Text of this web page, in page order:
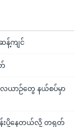
န့်ကျင်
ယာဉ်တွေ နယ်စပ်မှာ
းပို့နေတယ်လို့ တရုတ်